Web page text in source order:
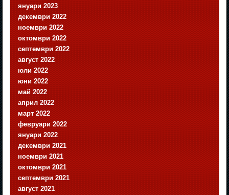
януари 2023
декември 2022
ноември 2022
октомври 2022
септември 2022
август 2022
юли 2022
юни 2022
май 2022
април 2022
март 2022
февруари 2022
януари 2022
декември 2021
ноември 2021
октомври 2021
септември 2021
август 2021